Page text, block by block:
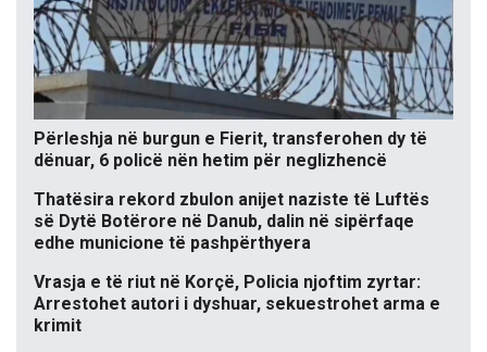
Përleshja në burgun e Fierit, transferohen dy të
dënuar, 6 policë nën hetim për neglizhencë
Thatësira rekord zbulon anijet naziste të Luftës
së Dytë Botërore në Danub, dalin në sipërfaqe
edhe municione të pashpërthyera
Vrasja e të riut në Korçë, Policia njoftim zyrtar:
Arrestohet autori i dyshuar, sekuestrohet arma e
krimit